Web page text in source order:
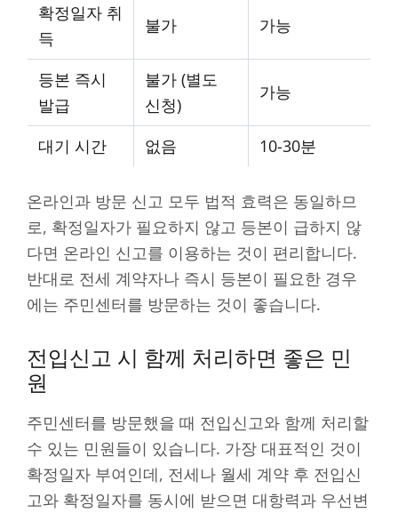
확정일자 취
득
불가 가능
등본 즉시
발급
불가 (별도
신청)
가능
대기 시간 없음 10-30분
온라인과 방문 신고 모두 법적 효력은 동일하므
로, 확정일자가 필요하지 않고 등본이 급하지 않
다면 온라인 신고를 이용하는 것이 편리합니다.
반대로 전세 계약자나 즉시 등본이 필요한 경우
에는 주민센터를 방문하는 것이 좋습니다.
전입신고 시 함께 처리하면 좋은 민
원
주민센터를 방문했을 때 전입신고와 함께 처리할
수 있는 민원들이 있습니다. 가장 대표적인 것이
확정일자 부여인데, 전세나 월세 계약 후 전입신
고와 확정일자를 동시에 받으면 대항력과 우선변